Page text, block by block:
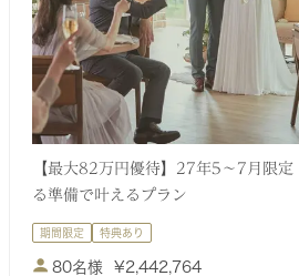
【最大82万円優待】27年5～7月限定
る準備で叶えるプラン
期間限定 特典あり
80名様 ¥2,442,764